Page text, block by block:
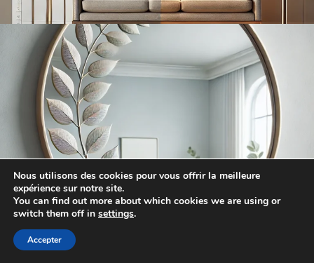
Nous utilisons des cookies pour vous offrir la meilleure
expérience sur notre site.
You can find out more about which cookies we are using or
switch them off in settings.
Accepter